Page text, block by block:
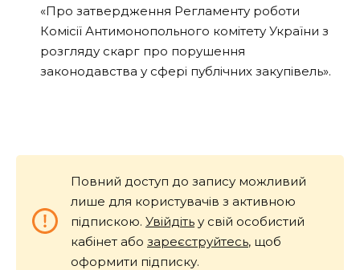
«Про затвердження Регламенту роботи
Комісії Антимонопольного комітету України з
розгляду скарг про порушення
законодавства у сфері публічних закупівель».
Повний доступ до запису можливий
лише для користувачів з активною
підпискою. Увійдіть у свій особистий
кабінет або зареєструйтесь, щоб
оформити підписку.